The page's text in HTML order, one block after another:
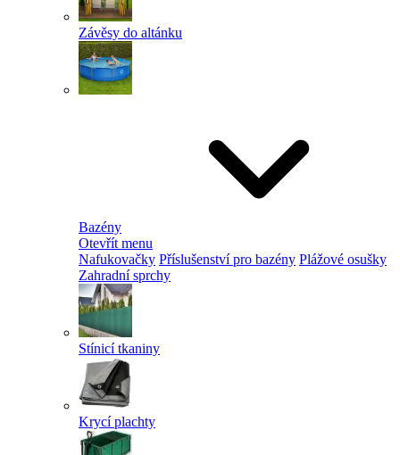
Závěsy do altánku
Bazény
Otevřít menu
Nafukovačky Příslušenství pro bazény Plážové osušky
Zahradní sprchy
Stínicí tkaniny
Krycí plachty